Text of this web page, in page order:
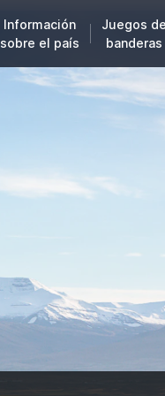
Información
sobre el país
Juegos de
banderas